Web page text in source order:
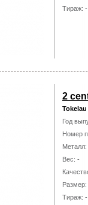
Тираж: -
2
Tokelau
Год
Номер
Металл:
Вес: -
Размер:
Тираж: -